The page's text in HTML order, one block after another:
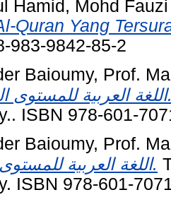
Hamid, Mohd Fauzi
Quran Yang
983-9842-85-2
Baioumy, Prof.
المتوسط 1.
ISBN 978-601-
Baioumy, Prof.
اللغة العربية للمستوى المتوسط.
ISBN 978-601-